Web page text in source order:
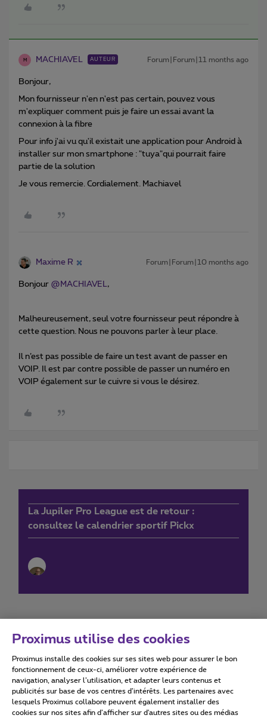
M MACHIAVEL AUTEUR Forum|Forum|11 months ago
Bonjour,
Mon fournisseur n'en n'est pas certain, pouvez vous
m'expliquer comment puis je faire un essai avant la
connexion à la fibre
Pour info j'ai vu qu'il existait une application pour Android à
installer sur mon smartphone : "tuya"qui pourrait faire
partie de la solution
Je vous remercie. Cordialement. Machiavel
Maxime R Forum|Forum|10 months ago
Bonjour ​ @MACHIAVEL,
Malheureusement, seul votre fournisseur peut répondre à
cette question. Nous ne pouvons parler à leur place.
Il n’est pas possible de faire un test avant de passer en
VOIP. Il est par contre possible de passer un numéro en
VOIP également sur le cuivre si vous le désirez.
La Jupiler Pro League est de retour :
consultez le calendrier sportif Pickx
Conditions d'utilisation Accessibility statement
Proximus utilise des cookies
Proximus installe des cookies sur ses sites web pour assurer le bon
fonctionnement de ceux-ci, améliorer votre expérience de
navigation, analyser l’utilisation, et adapter leurs contenus et
publicités sur base de vos centres d’intérêts. Les partenaires avec
lesquels Proximus collabore peuvent également installer des
cookies sur nos sites afin d’afficher sur d'autres sites ou des médias